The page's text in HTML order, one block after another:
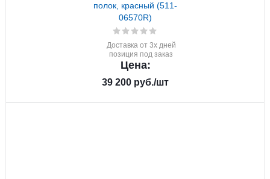
полок, красный (511-
06570R)
Доставка от 3х дней
позиция под заказ
Цена:
39 200 руб./шт